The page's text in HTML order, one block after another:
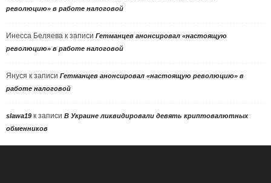
революцию» в работе налоговой
Инесса Беляева к записи Гетманцев анонсировал «настоящую
революцию» в работе налоговой
Януся к записи Гетманцев анонсировал «настоящую революцию» в
работе налоговой
slawa19 к записи В Украине ликвидировали девять криптовалютных
обменников